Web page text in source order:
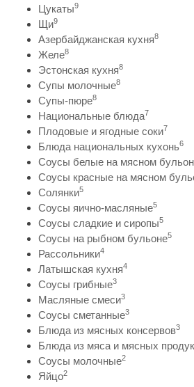
Цукаты9
Щи9
Азербайджанская кухня8
Желе8
Эстонская кухня8
Супы молочные8
Супы-пюре8
Национальные блюда7
Плодовые и ягодные соки7
Блюда национальных кухонь6
Соусы белые на мясном
Соусы красные на мясном
Солянки5
Соусы яично-масляные5
Соусы сладкие и сиропы5
Соусы на рыбном бульоне5
Рассольники4
Латышская кухня4
Соусы грибные3
Масляные смеси3
Соусы сметанные3
Блюда из мясных консервов3
Блюда из мяса и мясных
Соусы молочные2
Яйцо2